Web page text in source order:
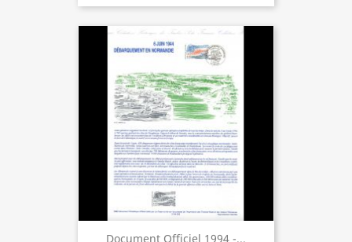
Document Officiel 1994 -...